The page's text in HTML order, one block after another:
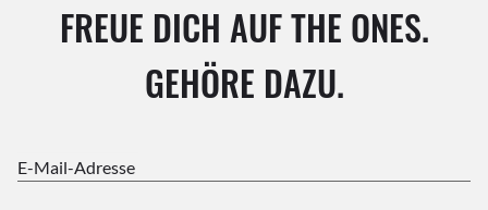
FREUE DICH AUF THE ONES.
GEHÖRE DAZU.
E-Mail-Adresse